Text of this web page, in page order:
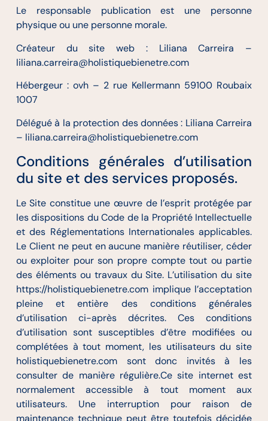
Le responsable publication est une personne
physique ou une personne morale.
Créateur du site web : Liliana Carreira –
liliana.carreira@holistiquebienetre.com
Hébergeur : ovh – 2 rue Kellermann 59100 Roubaix
1007
Délégué à la protection des données : Liliana Carreira
– liliana.carreira@holistiquebienetre.com
Conditions générales d’utilisation
du site et des services proposés.
Le Site constitue une œuvre de l’esprit protégée par
les dispositions du Code de la Propriété Intellectuelle
et des Réglementations Internationales applicables.
Le Client ne peut en aucune manière réutiliser, céder
ou exploiter pour son propre compte tout ou partie
des éléments ou travaux du Site. L’utilisation du site
https://holistiquebienetre.com implique l’acceptation
pleine et entière des conditions générales
d’utilisation ci-après décrites. Ces conditions
d’utilisation sont susceptibles d’être modifiées ou
complétées à tout moment, les utilisateurs du site
holistiquebienetre.com sont donc invités à les
consulter de manière régulière.Ce site internet est
normalement accessible à tout moment aux
utilisateurs. Une interruption pour raison de
maintenance technique peut être toutefois décidée